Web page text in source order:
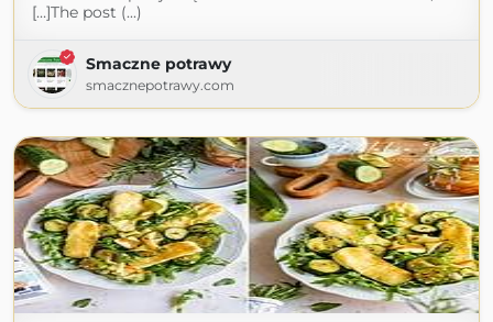
[…]The post (...)
Smaczne potrawy
smacznepotrawy.com